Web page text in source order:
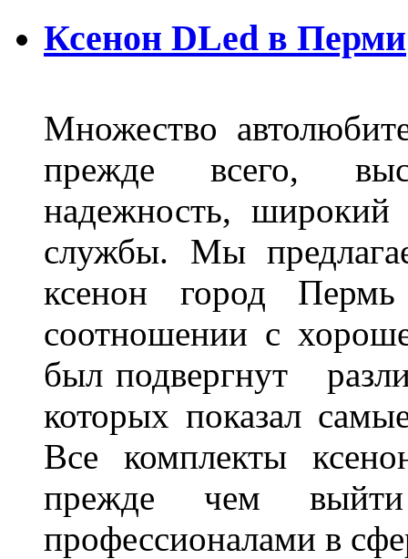
Ксенон DLed в Перми
Множество
прежде всего,
надежность, широкий
службы. Мы
ксенон город
соотношении с
был подвергнут
которых показал
Все комплекты
прежде чем
профессионалами в